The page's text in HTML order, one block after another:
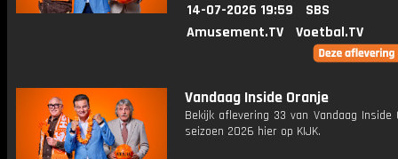
14-07-2026 19:59
SBS
Amusement.TV
Voetbal.TV
Vandaag Inside Oranje
Bekijk aflevering 33 van Vandaag Inside
seizoen 2026 hier op KIJK.